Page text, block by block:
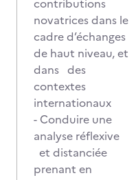
contributions
novatrices dans le
cadre d’échanges
de haut niveau, et
dans des
contextes
internationaux
- Conduire une
analyse réflexive
et distanciée
prenant en